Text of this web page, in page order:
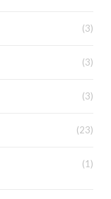
(3)
(3)
(3)
(23)
(1)